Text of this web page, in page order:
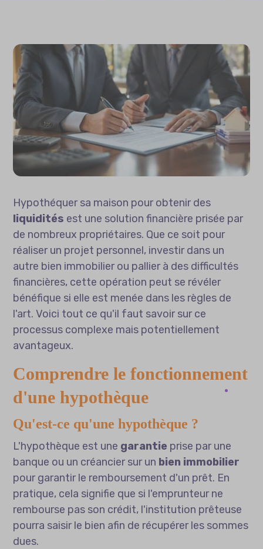
Hypothéquer sa maison pour obtenir des
liquidités est une solution financière prisée par
de nombreux propriétaires. Que ce soit pour
réaliser un projet personnel, investir dans un
autre bien immobilier ou pallier à des difficultés
financières, cette opération peut se révéler
bénéfique si elle est menée dans les règles de
l'art. Voici tout ce qu'il faut savoir sur ce
processus complexe mais potentiellement
avantageux.
Comprendre le fonctionnement
d'une hypothèque
Qu'est-ce qu'une hypothèque ?
L'hypothèque est une garantie prise par une
banque ou un créancier sur un bien immobilier
pour garantir le remboursement d'un prêt. En
pratique, cela signifie que si l'emprunteur ne
rembourse pas son crédit, l'institution prêteuse
pourra saisir le bien afin de récupérer les sommes
dues.